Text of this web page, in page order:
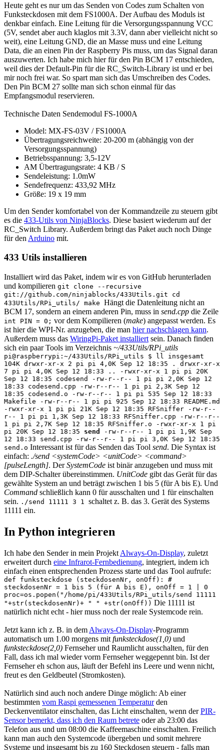
Heute geht es nur um das Senden von Codes zum Schalten von
Funksteckdosen mit dem FS1000A. Der Aufbau des Moduls ist
denkbar einfach. Eine Leitung für die Versorgungsspannung VCC
(5V, sendet aber auch klaglos mit 3.3V, dann aber vielleicht nicht so
weit), eine Leitung GND, die an Masse muss und eine Leitung
Data, die an einen Pin der Raspberry Pis muss, um das Signal daran
auszuwerten. Ich habe mich hier für den Pin BCM 17 entschieden,
weil dies der Default-Pin für die RC_Switch-Library ist und er bei
mir noch frei war. So spart man sich das Umschreiben des Codes.
Den Pin BCM 27 sollte man sich schon einmal für das
Empfangsmodul reservieren.
Technische Daten Sendemodul FS-1000A
Model: MX-FS-03V / FS1000A
Übertragungsreichweite: 20-200 m (abhängig von der
Versorgungsspannung)
Betriebsspannung: 3,5-12V
AM Übertragungsrate: 4 KB / S
Sendeleistung: 1.0mW
Sendefrequenz: 433,92 MHz
Größe: 19 x 19 mm
Um den Sender komfortabel von der Kommandzeile zu steuern gibt
es die 433-Utils von NinjaBlocks. Diese basiert wiederum auf der
RC_Switch Library. Außerdem bringt das Paket auch noch Dinge
für den Arduino mit.
433 Utils installieren
Installiert wird das Paket, indem wir es von GitHub herunterladen
und kompilieren git clone --recursive
git://github.com/ninjablocks/433Utils.git cd
433Utils/RPi_utils/ make Hängt die Datenleitung nicht an
BCM 17, sondern an einem anderen Pin, muss in send.cpp die Zeile
int PIN = 0; vor dem Kompilieren (make) angepasst werden. Es
ist hier die WPI-Nr. anzugeben, die man hier nachschlagen kann.
Außerdem muss das WiringPi-Paket installiert sein. Danach finden
sich ein paar Tools im Verzeichnis ~/433Utils/RPi_utils
pi@raspberrypi:~/433Utils/RPi_utils $ ll insgesamt
104K drwxr-xr-x 2 pi pi 4,0K Sep 12 18:35 . drwxr-xr-x
7 pi pi 4,0K Sep 12 18:33 .. -rwxr-xr-x 1 pi pi 20K
Sep 12 18:35 codesend -rw-r--r-- 1 pi pi 2,0K Sep 12
18:33 codesend.cpp -rw-r--r-- 1 pi pi 2,3K Sep 12
18:35 codesend.o -rw-r--r-- 1 pi pi 535 Sep 12 18:33
Makefile -rw-r--r-- 1 pi pi 925 Sep 12 18:33 README.md
-rwxr-xr-x 1 pi pi 21K Sep 12 18:35 RFSniffer -rw-r--
r-- 1 pi pi 1,3K Sep 12 18:33 RFSniffer.cpp -rw-r--r--
1 pi pi 2,7K Sep 12 18:35 RFSniffer.o -rwxr-xr-x 1 pi
pi 20K Sep 12 18:35 send
-rw-r--r-- 1 pi pi 1,9K Sep
12 18:33 send.cpp -rw-r--r-- 1 pi pi 3,0K Sep 12 18:35
send.o Interessant ist für das Senden das Tool send. Die Syntax ist
einfach: ./send <systemCode> <unitCode> <command>
[pulseLength]. DerSystemCode ist binär anzugeben und muss mit
dem DIP-Schalter übereinstimmen. UnitCode gibt das Gerät für das
gewählte System an und beträgt zwischen 1 bis 5 (für A bis E). Und
Command schließlich kann 0 für ausschalten und 1 für einschalten
sein. ./send 11111 3 1 schaltet z. B. das 3. Gerät des Systems
11111 ein.
In Python integrieren
Ich habe den Sender in mein Projekt Always-On-Display, zuletzt
erweitert durch eine Infrarot-Fernbedienung, integriert, indem ich
einfach einen entsprechenden Prozess starte und das Tool aufrufe:
def funksteckdose (steckdosenNr, onOff): #
steckdosenNr = 1 bis 5 (für A bis E), onOff = 1 | 0
proc=os.popen("/home/pi/433Utils/RPi_utils/send 11111
"+str(steckdosenNr)+ " " +str(onOff)) Die 11111 ist
natürlich nicht echt - hier muss noch der reale Systemcode rein.
Jetzt kann ich z. B. in dem Always-On-Display-Programm
automatisch um 1.00 morgens mit funksteckdose(1,0) und
funksteckdose(2,0) Fernseher und Raumlicht ausschalten, für den
Fall, dass ich mal wieder vorm Fernseher weggepennt bin. Ist der
Fernseher eh schon aus, läuft der Befehl ins Leere und wenn nicht,
freut es den Geldbeutel (Stromkosten).
Natürlich sind auch noch andere Dinge möglich: Ab einer
bestimmten vom Raspi gemessenen Temperaturden
Deckenventilator einschalten, das Licht einschalten, wenn derPIR-
Sensor bemerkt, dass ich den Raum betrete oder ab 23:00 das
Telefon aus und um 08:00 die Kaffeemaschine einschalten. Freilich
kann man auch den Systemcode übergeben und somit mehrere
Systeme und insgesamt bis zu 160 Steckdosen steuern - falls man